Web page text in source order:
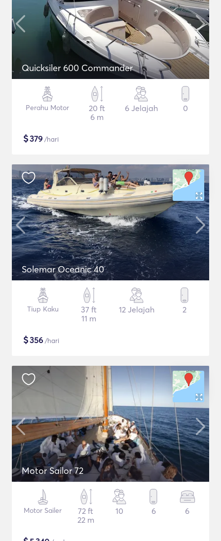
Quicksiler 600 Commander
Perahu Motor
20 ft
6 m
6 Jelajah 0
$379 /hari
Solemar Oceanic 40
Tiup Kaku
37 ft
11 m
12 Jelajah 2
$356 /hari
Motor Sailor 72
Motor Sailer
72 ft
22 m
10 6 6